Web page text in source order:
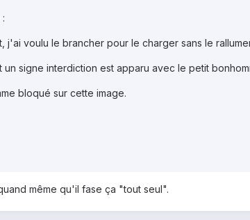
voulu le brancher pour le charger sans le
signe interdiction est apparu avec le petit
bloqué sur cette image.
même qu'il fase ça "tout seul".